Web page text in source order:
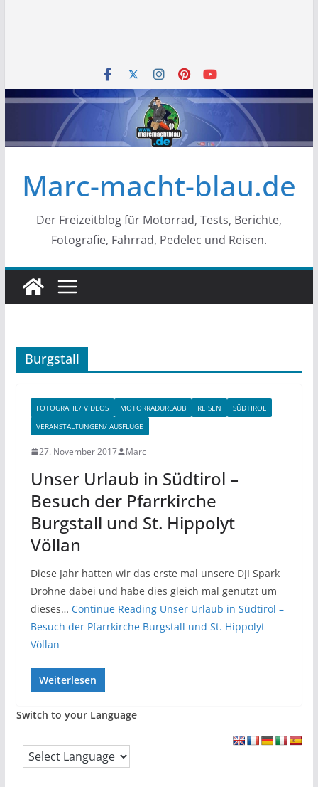
Marc-macht-blau.de
Der Freizeitblog für Motorrad, Tests, Berichte,
Fotografie, Fahrrad, Pedelec und Reisen.
Burgstall
FOTOGRAFIE/ VIDEOS MOTORRADURLAUB REISEN
SÜDTIROL
VERANSTALTUNGEN/ AUSFLÜGE
27. November 2017 Marc
Unser Urlaub in Südtirol –
Besuch der Pfarrkirche
Burgstall und St. Hippolyt
Völlan
Diese Jahr hatten wir das erste mal unsere DJI Spark
Drohne dabei und habe dies gleich mal genutzt um
dieses… Continue ReadingUnser Urlaub in Südtirol –
Besuch der Pfarrkirche Burgstall und St. Hippolyt
Völlan
Weiterlesen
Switch to your Language